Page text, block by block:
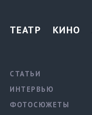
ТЕАТР КИНО
СТАТЬИ
ИНТЕРВЬЮ
ФОТОСЮЖЕТЫ